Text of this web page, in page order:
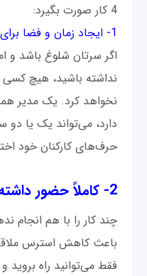
4 کار صورت بگیرد:
1- ایجاد زمان و فضا برای گوش کردن
اگر سرتان شلوغ باشد و
نداشته باشید، هیچ
نخواهد کرد. یک مدیر
دارد، می‌تواند یک یا
حرف‌های کارکنان خود
2- کاملاً حضور داشته باشید
چند کار را با هم انجام
باعث کاهش استرس
فقط می‌توانید راه